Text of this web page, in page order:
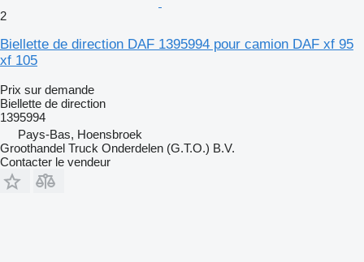
2
Biellette de direction DAF 1395994 pour camion DAF xf 95
xf 105
Prix sur demande
Biellette de direction
1395994
Pays-Bas, Hoensbroek
Groothandel Truck Onderdelen (G.T.O.) B.V.
Contacter le vendeur